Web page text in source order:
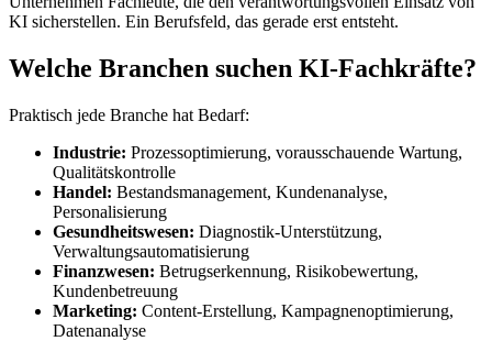
KI sicherstellen. Ein Berufsfeld, das gerade erst entsteht.
Welche Branchen suchen KI-Fachkräfte?
Praktisch jede Branche hat Bedarf:
Industrie: Prozessoptimierung, vorausschauende Wartung,
Qualitätskontrolle
Handel: Bestandsmanagement, Kundenanalyse,
Personalisierung
Gesundheitswesen: Diagnostik-Unterstützung,
Verwaltungsautomatisierung
Finanzwesen: Betrugserkennung, Risikobewertung,
Kundenbetreuung
Marketing: Content-Erstellung, Kampagnenoptimierung,
Datenanalyse